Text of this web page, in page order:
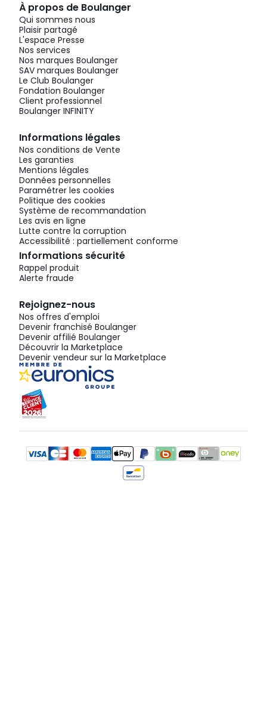
À propos de Boulanger
Qui sommes nous
Plaisir partagé
L'espace Presse
Nos services
Nos marques Boulanger
SAV marques Boulanger
Le Club Boulanger
Fondation Boulanger
Client professionnel
Boulanger INFINITY
Informations légales
Nos conditions de Vente
Les garanties
Mentions légales
Données personnelles
Paramétrer les cookies
Politique des cookies
Système de recommandation
Les avis en ligne
Lutte contre la corruption
Accessibilité : partiellement conforme
Informations sécurité
Rappel produit
Alerte fraude
Rejoignez-nous
Nos offres d'emploi
Devenir franchisé Boulanger
Devenir affilié Boulanger
Découvrir la Marketplace
Devenir vendeur sur la Marketplace